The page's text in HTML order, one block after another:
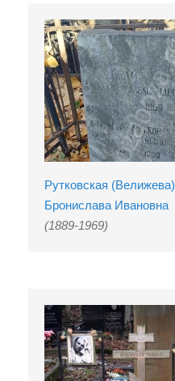
Рутковская (Велижева)
Бронислава Ивановна
(1889-1969)